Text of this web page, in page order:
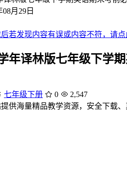
08月29日
若发现内容有误或内容不符，请点
年译林版七年级下学
七年级下册 0
2,547
提供海量精品教学资源，安全下载